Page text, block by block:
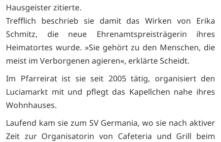
Hausgeister zitierte.
Trefflich beschrieb sie damit das Wirken von Erika
Schmitz, die neue Ehrenamtspreisträgerin ihres
Heimatortes wurde. »Sie gehört zu den Menschen, die
meist im Verborgenen agieren«, erklärte Scheidt.
Im Pfarreirat ist sie seit 2005 tätig, organisiert den
Luciamarkt mit und pflegt das Kapellchen nahe ihres
Wohnhauses.
Laufend kam sie zum SV Germania, wo sie nach aktiver
Zeit zur Organisatorin von Cafeteria und Grill beim